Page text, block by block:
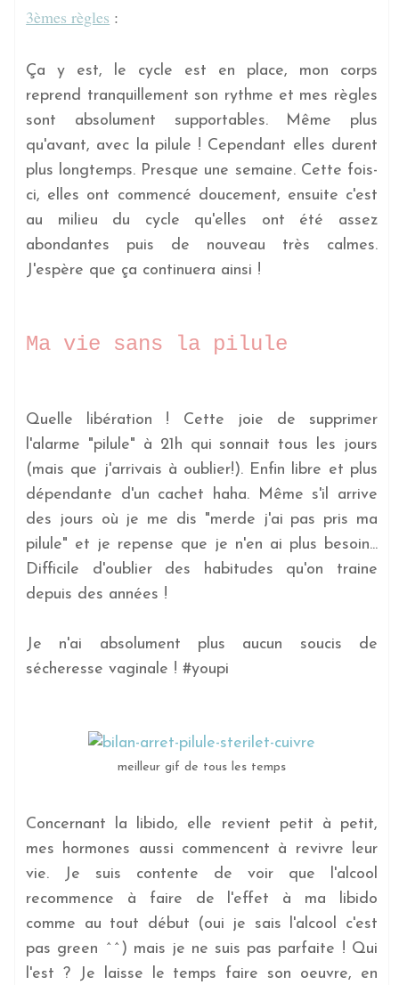
3èmes règles :
Ça y est, le cycle est en place, mon corps
reprend tranquillement son rythme et mes règles
sont absolument supportables. Même plus
qu'avant, avec la pilule ! Cependant elles durent
plus longtemps. Presque une semaine. Cette fois-
ci, elles ont commencé doucement, ensuite c'est
au milieu du cycle qu'elles ont été assez
abondantes puis de nouveau très calmes.
J'espère que ça continuera ainsi !
Ma vie sans la pilule
Quelle libération ! Cette joie de supprimer
l'alarme "pilule" à 21h qui sonnait tous les jours
(mais que j'arrivais à oublier!). Enfin libre et plus
dépendante d'un cachet haha. Même s'il arrive
des jours où je me dis "merde j'ai pas pris ma
pilule" et je repense que je n'en ai plus besoin...
Difficile d'oublier des habitudes qu'on traine
depuis des années !
Je n'ai absolument plus aucun soucis de
sécheresse vaginale ! #youpi
meilleur gif de tous les temps
Concernant la libido, elle revient petit à petit,
mes hormones aussi commencent à revivre leur
vie. Je suis contente de voir que l'alcool
recommence à faire de l'effet à ma libido
comme au tout début (oui je sais l'alcool c'est
pas green ^^) mais je ne suis pas parfaite ! Qui
l'est ? Je laisse le temps faire son oeuvre, en